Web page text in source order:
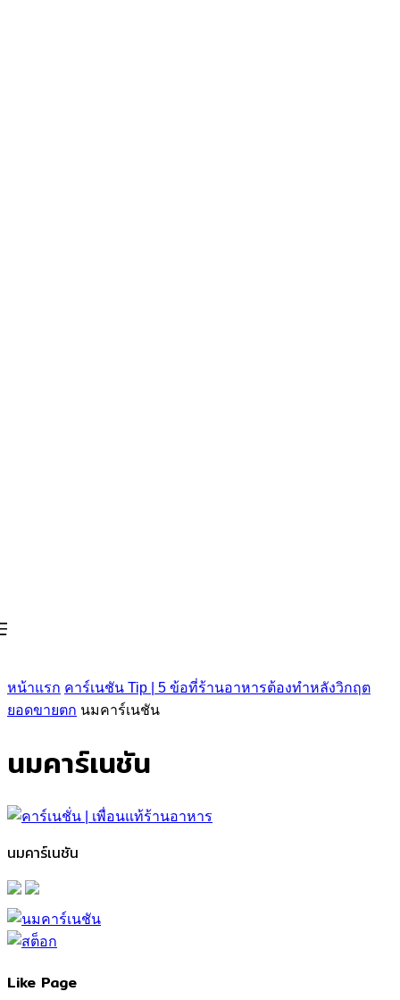
หน้าแรก คาร์เนชัน Tip | 5 ข้อที่ร้านอาหารต้องทำหลังวิกฤต
ยอดขายตก นมคาร์เนชัน
นมคาร์เนชัน
นมคาร์เนชัน
Like Page